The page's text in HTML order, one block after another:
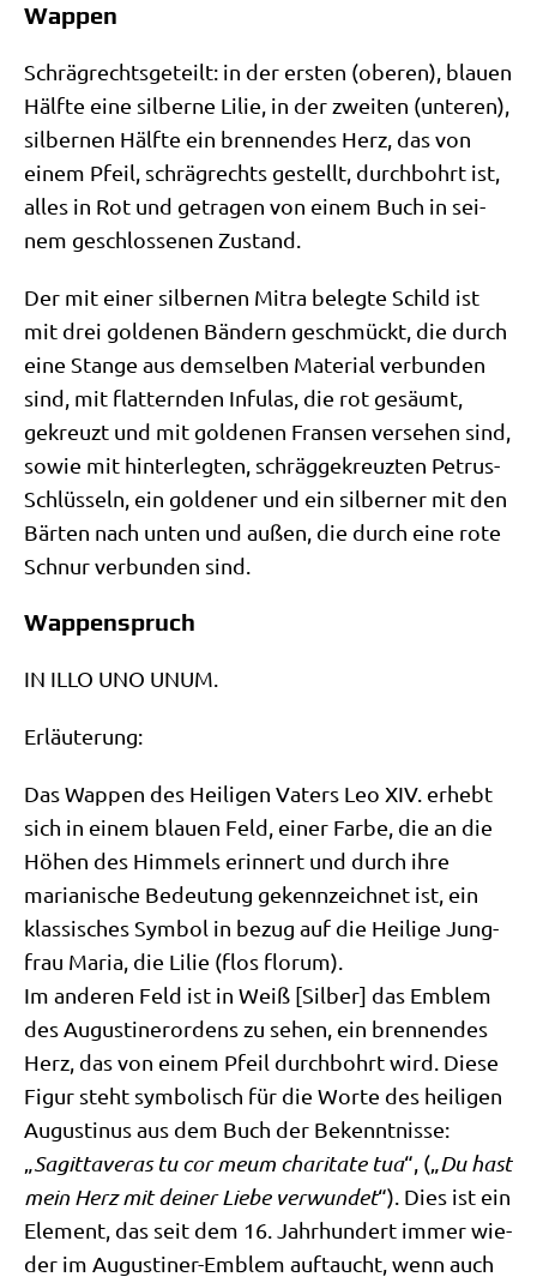
Wappen
Schräg­rechts­ge­teilt: in der ersten (obe­ren), blau­en
Hälf­te eine sil­ber­ne Lilie, in der zwei­ten (unte­ren),
sil­ber­nen Hälf­te ein bren­nen­des Herz, das von
einem Pfeil, schräg­rechts gestellt, durch­bohrt ist,
alles in Rot und getra­gen von einem Buch in sei­
nem geschlos­se­nen Zustand.
Der mit einer sil­ber­nen Mitra beleg­te Schild ist
mit drei gol­de­nen Bän­dern geschmückt, die durch
eine Stan­ge aus dem­sel­ben Mate­ri­al ver­bun­den
sind, mit flat­tern­den Infu­las, die rot gesäumt,
gekreuzt und mit gol­de­nen Fran­sen ver­se­hen sind,
sowie mit hin­ter­leg­ten, schräg­ge­kreuz­ten Petrus-
Schlüs­seln, ein gol­de­ner und ein sil­ber­ner mit den
Bär­ten nach unten und außen, die durch eine rote
Schnur ver­bun­den sind.
Wappenspruch
IN ILLO UNO UNUM.
Erläu­te­rung:
Das Wap­pen des Hei­li­gen Vaters Leo XIV. erhebt
sich in einem blau­en Feld, einer Far­be, die an die
Höhen des Him­mels erin­nert und durch ihre
maria­ni­sche Bedeu­tung gekenn­zeich­net ist, ein
klas­si­sches Sym­bol in bezug auf die Hei­li­ge Jung­
frau Maria, die Lilie (flos florum).
Im ande­ren Feld ist in Weiß [Sil­ber] das Emblem
des Augu­sti­ner­or­dens zu sehen, ein bren­nen­des
Herz, das von einem Pfeil durch­bohrt wird. Die­se
Figur steht sym­bo­lisch für die Wor­te des hei­li­gen
Augu­sti­nus aus dem Buch der Bekennt­nis­se:
„Sagit­ta­ve­ras tu cor meum cha­ri­ta­te tua“, („Du hast
mein Herz mit dei­ner Lie­be ver­wun­det“). Dies ist ein
Ele­ment, das seit dem 16. Jahr­hun­dert immer wie­
der im Augu­sti­ner-Emblem auf­taucht, wenn auch